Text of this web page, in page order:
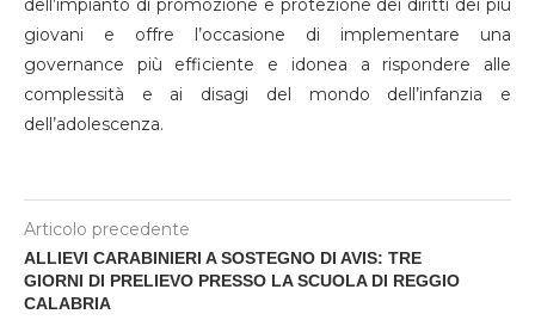
dell’impianto di promozione e protezione dei diritti dei più
giovani e offre l’occasione di implementare una
governance più efficiente e idonea a rispondere alle
complessità e ai disagi del mondo dell’infanzia e
dell’adolescenza.
Articolo precedente
ALLIEVI CARABINIERI A SOSTEGNO DI AVIS: TRE
GIORNI DI PRELIEVO PRESSO LA SCUOLA DI REGGIO
CALABRIA